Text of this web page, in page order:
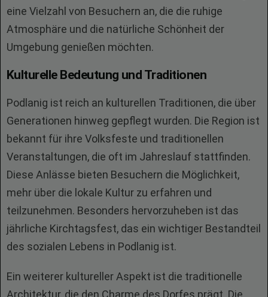
eine Vielzahl von Besuchern an, die die ruhige
Atmosphäre und die natürliche Schönheit der
Umgebung genießen möchten.
Kulturelle Bedeutung und Traditionen
Podlanig ist reich an kulturellen Traditionen, die über
Generationen hinweg gepflegt wurden. Die Region ist
bekannt für ihre Volksfeste und traditionellen
Veranstaltungen, die oft im Jahreslauf stattfinden.
Diese Anlässe bieten Besuchern die Möglichkeit,
mehr über die lokale Kultur zu erfahren und
teilzunehmen. Besonders hervorzuheben ist das
jährliche Kirchtagsfest, das ein wichtiger Bestandteil
des sozialen Lebens in Podlanig ist.
Ein weiterer kultureller Aspekt ist die traditionelle
Architektur, die den Charme des Dorfes prägt. Die